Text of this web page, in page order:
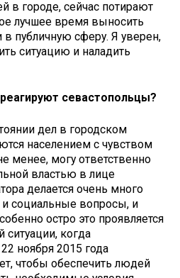
в городе, сейчас потирают
лучшее время выносить
в публичную сферу. Я уверен,
ситуацию и наладить
севастопольцы?
дел в городском
населением с чувством
менее, могу ответственно
властью в лице
делается очень много
и социальные вопросы, и
остро это проявляется
ситуации, когда
ноября 2015 года
чтобы обеспечить людей